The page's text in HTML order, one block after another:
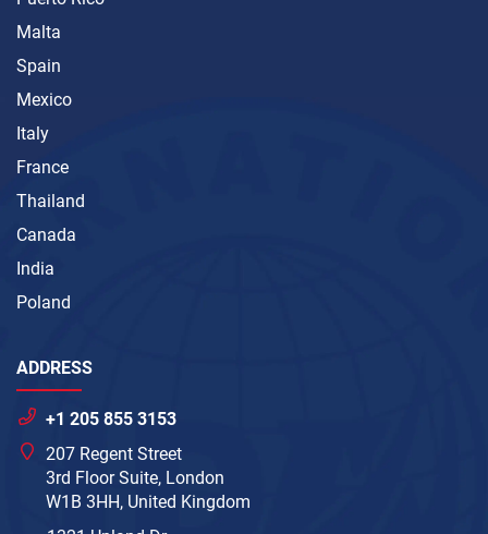
Malta
Spain
Mexico
Italy
France
Thailand
Canada
India
Poland
ADDRESS
+1 205 855 3153
207 Regent Street
3rd Floor Suite, London
W1B 3HH, United Kingdom